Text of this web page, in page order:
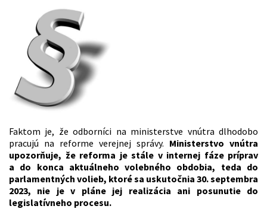
Faktom je, že odborníci na ministerstve vnútra dlhodobo
pracujú na reforme verejnej správy. Ministerstvo vnútra
upozorňuje, že reforma je stále v internej fáze príprav
a do konca aktuálneho volebného obdobia, teda do
parlamentných volieb, ktoré sa uskutočnia 30. septembra
2023, nie je v pláne jej realizácia ani posunutie do
legislatívneho procesu.